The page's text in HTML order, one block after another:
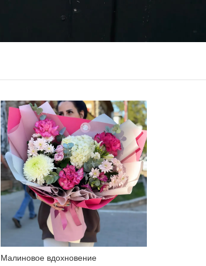
Малиновое вдохновение